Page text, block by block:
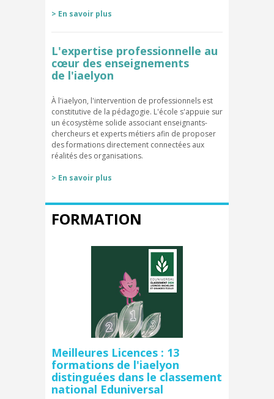
> En savoir plus
L'expertise professionnelle au
cœur des enseignements
de l'iaelyon
À l'iaelyon, l'intervention de professionnels est
constitutive de la pédagogie. L'école s'appuie sur
un écosystème solide associant enseignants-
chercheurs et experts métiers afin de proposer
des formations directement connectées aux
réalités des organisations.
> En savoir plus
FORMATION
Meilleures Licences : 13
formations de l'iaelyon
distinguées dans le classement
national Eduniversal